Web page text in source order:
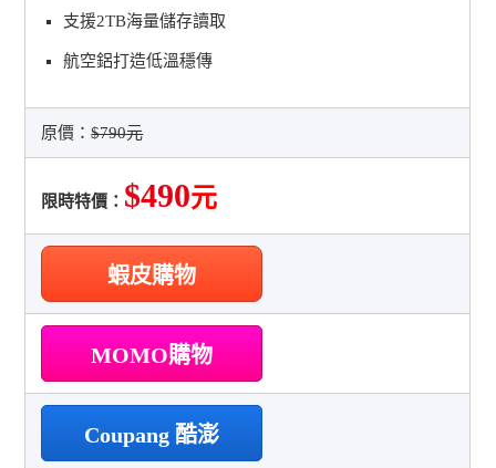
支援2TB海量儲存讀取
航空鋁打造低溫穩傳
原價：$790元
限時特價： $490元
蝦皮購物
MOMO購物
Coupang 酷澎